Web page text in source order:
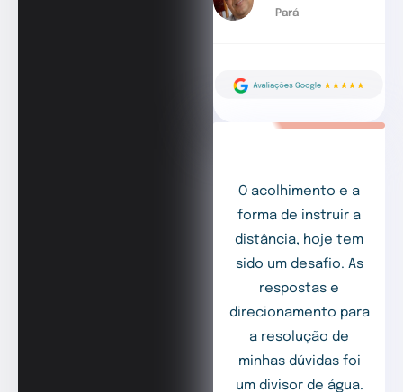
Pará
O acolhimento e a
forma de instruir a
distância, hoje tem
sido um desafio. As
respostas e
direcionamento para
a resolução de
minhas dúvidas foi
um divisor de água.